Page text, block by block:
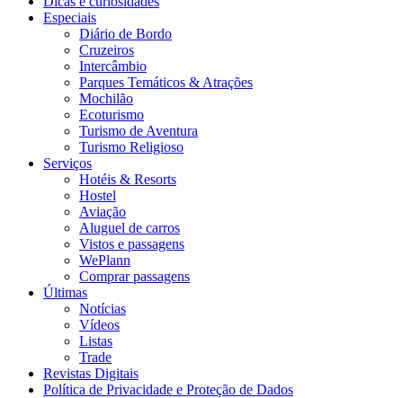
Especiais
Diário de Bordo
Cruzeiros
Intercâmbio
Parques Temáticos & Atrações
Mochilão
Ecoturismo
Turismo de Aventura
Turismo Religioso
Serviços
Hotéis & Resorts
Hostel
Aviação
Aluguel de carros
Vistos e passagens
WePlann
Comprar passagens
Últimas
Notícias
Vídeos
Listas
Trade
Revistas Digitais
Política de Privacidade e Proteção de Dados